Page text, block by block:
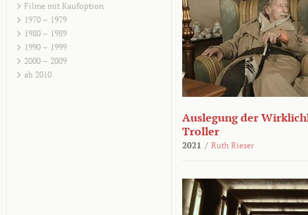
Filme mit Kaufoption
1970 – 1979
1980 – 1989
1990 – 1999
2000 – 2009
ab 2010
Auslegung der
Troller
2021 / Ruth Rieser